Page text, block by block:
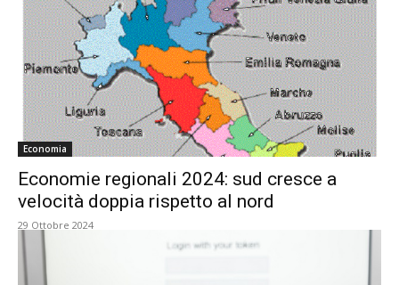
Economia
Economie regionali 2024: sud cresce a
velocità doppia rispetto al nord
29 Ottobre 2024